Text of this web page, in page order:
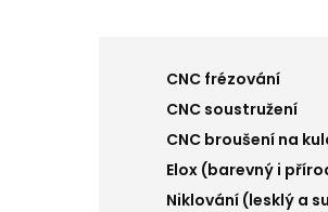
CNC frézování
CNC soustružení
CNC broušení na
Elox (barevný i
Niklování (lesklý a